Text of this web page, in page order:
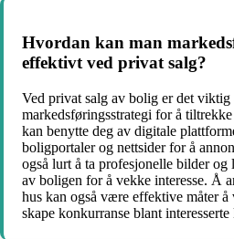
Hvordan kan man
effektivt ved privat salg?
Ved privat salg av bolig er det viktig
markedsføringsstrategi for å
kan benytte deg av digitale
boligportaler og nettsider for å
også lurt å ta profesjonelle bilder og
av boligen for å vekke interesse. Å
hus kan også være effektive måter
skape konkurranse blant interesserte